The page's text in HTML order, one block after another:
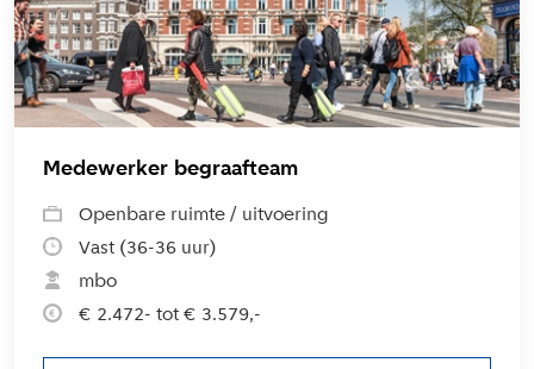
Medewerker begraafteam
Openbare ruimte / uitvoering
Vast (36-36 uur)
mbo
€ 2.472- tot € 3.579,-